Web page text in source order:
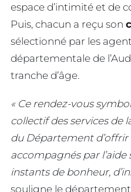
espace d’intimité et de
Puis, chacun a reçu son
sélectionné par les
départementale de
tranche d’âge.
« Ce rendez-vous
collectif des services de
du Département d’offrir
accompagnés par l’aide
instants de bonheur,
souligne le